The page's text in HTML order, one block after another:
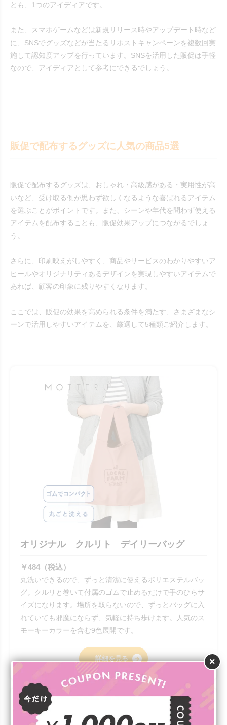
×
とも、1つのアイディアです。
また、スマホゲームなどは新規リリース時やアップデート時など
に、SNSでグッズなどが当たるリポストキャンペーンを複数回実
施して認知度アップを行っています。SNSを活用した販促は手軽
なので、アイディアとして参考にできるでしょう。
販促で配布するグッズに人気の商品5選
販促で配布するグッズは、おしゃれ・高級感がある・実用性が高
いなど、受け取る側が思わず欲しくなるような喜ばれるアイテム
を選ぶことがポイントです。また、シーンや年代を問わず使える
アイテムを配布することも、販促効果アップにつながるでしょ
う。
さらに、印刷映えがしやすく、商品やサービスのわかりやすいア
ピールやオリジナリティあるデザインを実現しやすいアイテムで
あれば、顧客の印象に残りやすくなります。
ここでは、販促の効果を高められる条件を満たす、さまざまなシ
ーンで活用しやすいアイテムを、厳選して5種類ご紹介します。
オリジナル クルリト デイリーバッグ
￥484（税込）
丸洗いできるので、ずっと清潔に使えるポリエステルバッ
グ。クルリと巻いて付属のゴムで止めるだけで手のひらサ
イズになります。場所を取らないので、ずっとバッグに入
れていても邪魔にならず、気軽に持ち歩けます。人気のス
モーキーカラーを含む9色展開です。
詳細を見る